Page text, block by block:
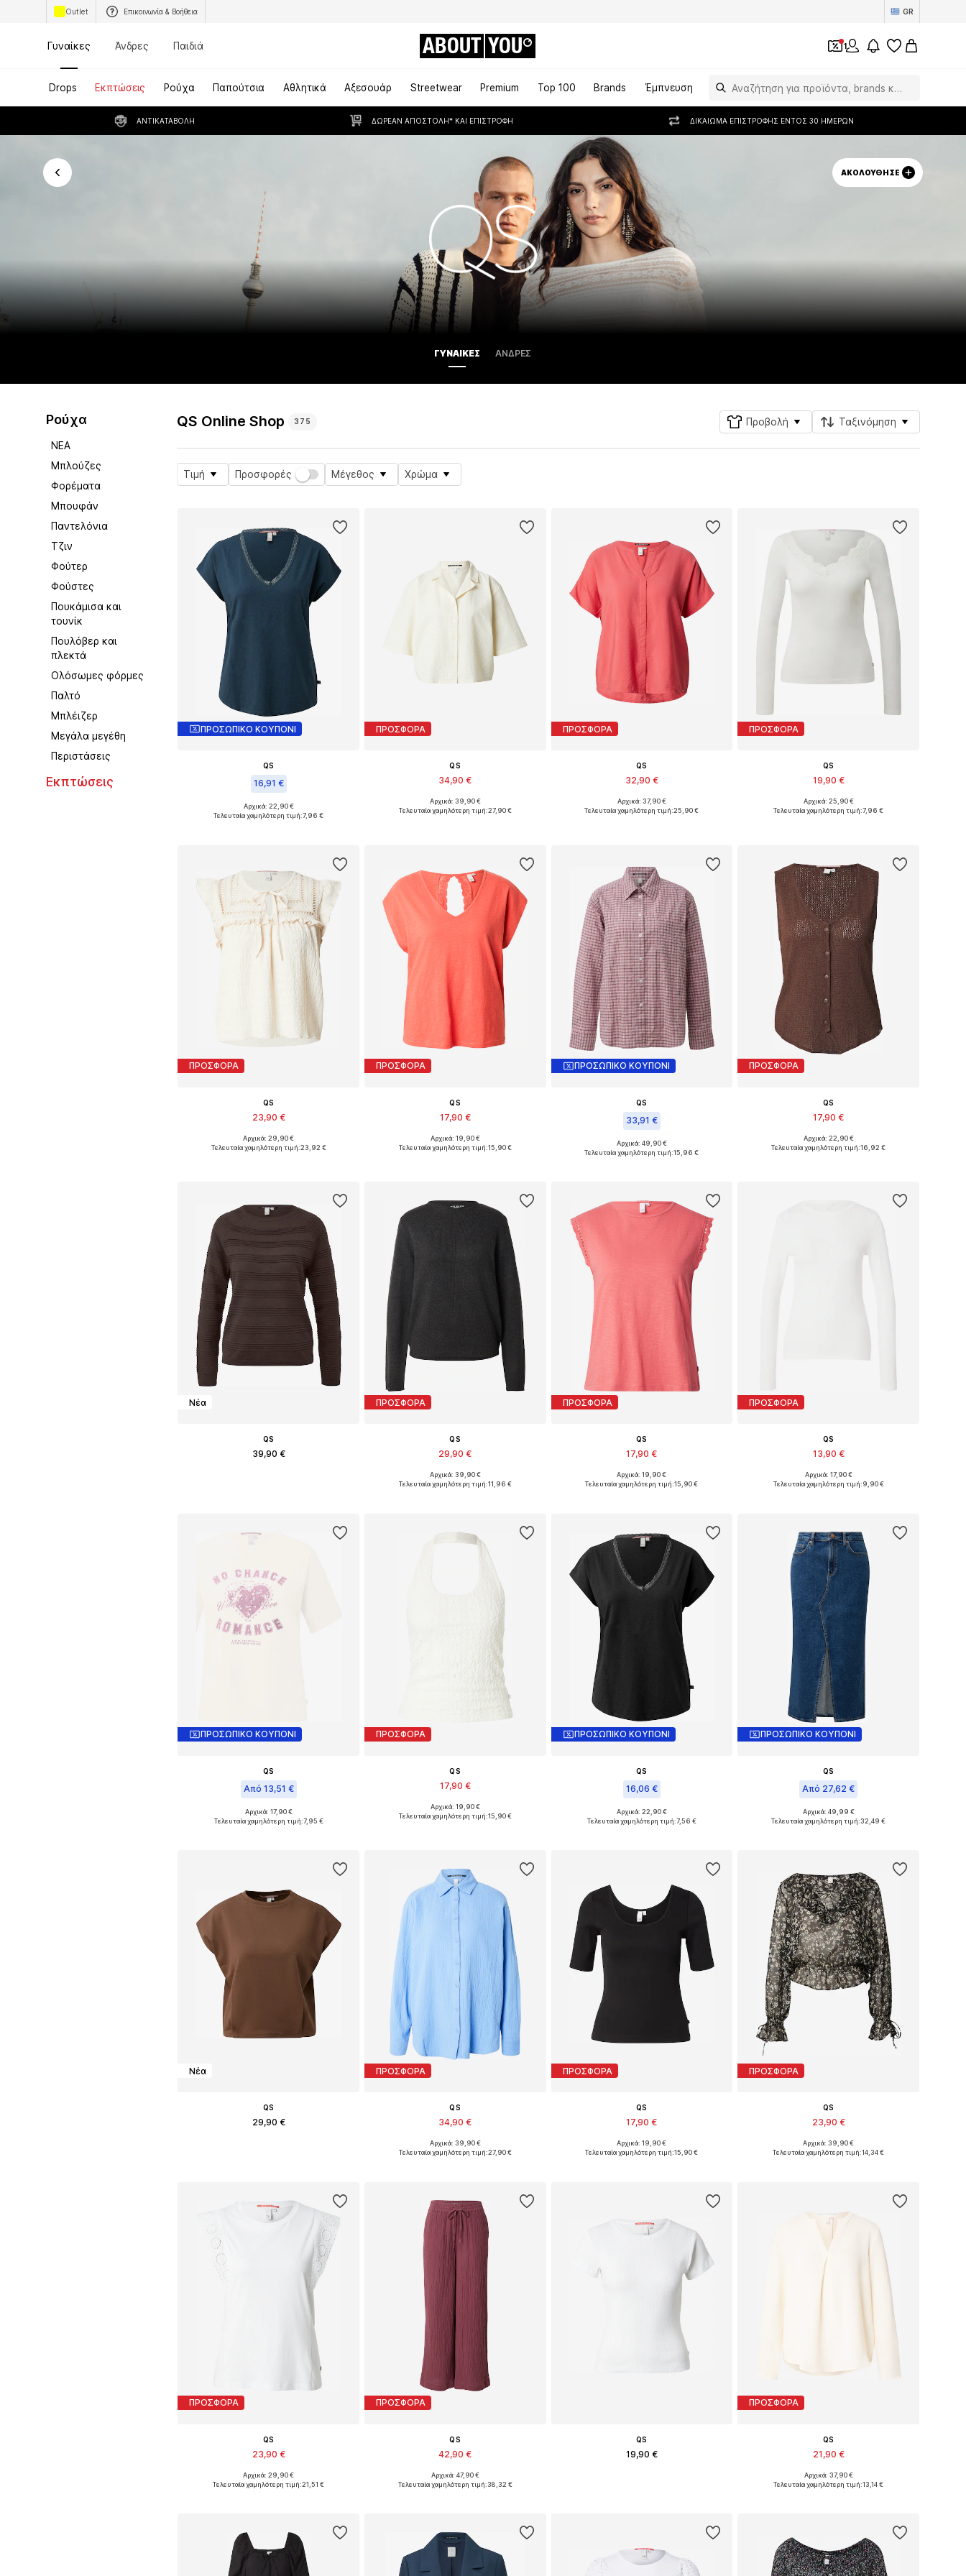
Outlet Επικοινωνία & Βοήθεια GR
Γυναίκες Άνδρες Παιδιά ABOUT YOU 1
Drops Εκπτώσεις Ρούχα Παπούτσια Αθλητικά Αξεσουάρ Streetwear Premium Top 100 Brands Έμπνευση
ΑΝΤΙΚΑΤΑΒΟΛΉ ΔΩΡΕΆΝ ΑΠΟΣΤΟΛΉ* ΚΑΙ ΕΠΙΣΤΡΟΦΉ ΔΙΚΑΊΩΜΑ ΕΠΙΣΤΡΟΦΉΣ ΕΝΤΌΣ 30 ΗΜΕΡΏΝ
ΑΚΟΛΟΎΘΗΣΕ
ΓΥΝΑΊΚΕΣ ΆΝΔΡΕΣ
Ρούχα
ΝΕΑ
Μπλούζες
Φορέματα
Μπουφάν
Παντελόνια
Τζιν
Φούτερ
Φούστες
Πουκάμισα και
τουνίκ
Πουλόβερ και
πλεκτά
Ολόσωμες φόρμες
Παλτό
Μπλέιζερ
Μεγάλα μεγέθη
Περιστάσεις
Εκπτώσεις
QS Online Shop 375 Προβολή Ταξινόμηση
Τιμή Προσφορές Μέγεθος Χρώμα
ΠΡΟΣΩΠΙΚΟ ΚΟΥΠΟΝΙ
QS
16,91 €
Διαθέσιμα μεγέθη: XS, S, M, L
Αρχικά: 22,90 €
Τελευταία χαμηλότερη τιμή:7,96 €
ΠΡΟΣΦΟΡΑ
QS
34,90 €
Διαθέσιμα μεγέθη: S, M, L, XL, XXL
Αρχικά: 39,90 €
Τελευταία χαμηλότερη τιμή:27,90 €
ΠΡΟΣΦΟΡΑ
QS
32,90 €
Διαθέσιμα μεγέθη: XS, S, M, L, XL, XXL
Αρχικά: 37,90 €
Τελευταία χαμηλότερη τιμή:25,90 €
ΠΡΟΣΦΟΡΑ
QS
19,90 €
Διαθέσιμα μεγέθη: S, M, L, XL, XXL
Αρχικά: 25,90 €
Τελευταία χαμηλότερη τιμή:7,96 €
ΠΡΟΣΦΟΡΑ
QS
23,90 €
Διαθέσιμα μεγέθη: XS, S, M, L, XXL
Αρχικά: 29,90 €
Τελευταία χαμηλότερη τιμή:23,92 €
ΠΡΟΣΦΟΡΑ
QS
17,90 €
Διαθέσιμα μεγέθη: XS, S, M, L, XXL
Αρχικά: 19,90 €
Τελευταία χαμηλότερη τιμή:15,90 €
ΠΡΟΣΩΠΙΚΟ ΚΟΥΠΟΝΙ
QS
33,91 €
Διαθέσιμα μεγέθη: XS, S, M, L, XL, XXL
Αρχικά: 49,90 €
Τελευταία χαμηλότερη τιμή:15,96 €
ΠΡΟΣΦΟΡΑ
QS
17,90 €
Διαθέσιμα μεγέθη: XS, S, M, L, XL, XXL
Αρχικά: 22,90 €
Τελευταία χαμηλότερη τιμή:16,92 €
Νέα
QS
39,90 €
ΠΡΟΣΦΟΡΑ
QS
29,90 €
Διαθέσιμα μεγέθη: XS, S, M, XL, XXL
Αρχικά: 39,90 €
Τελευταία χαμηλότερη τιμή:11,96 €
ΠΡΟΣΦΟΡΑ
QS
17,90 €
Διαθέσιμα μεγέθη: XS, S, M, L, XL, XXL
Αρχικά: 19,90 €
Τελευταία χαμηλότερη τιμή:15,90 €
ΠΡΟΣΦΟΡΑ
QS
13,90 €
Διαθέσιμα μεγέθη: XS, S, M, L, XL
Αρχικά: 17,90 €
Τελευταία χαμηλότερη τιμή:9,90 €
ΠΡΟΣΩΠΙΚΟ ΚΟΥΠΟΝΙ
QS
Από 13,51 €
Διαθέσιμα μεγέθη: XS, S, M, L, XL, XXL
Αρχικά: 17,90 €
Τελευταία χαμηλότερη τιμή:7,95 €
ΠΡΟΣΦΟΡΑ
QS
17,90 €
Διαθέσιμα μεγέθη: S, M, L, XXL
Αρχικά: 19,90 €
Τελευταία χαμηλότερη τιμή:15,90 €
ΠΡΟΣΩΠΙΚΟ ΚΟΥΠΟΝΙ
QS
16,06 €
Διαθέσιμα μεγέθη: XS, S, M, L
Αρχικά: 22,90 €
Τελευταία χαμηλότερη τιμή:7,56 €
ΠΡΟΣΩΠΙΚΟ ΚΟΥΠΟΝΙ
QS
Από 27,62 €
Διαθέσιμα μεγέθη: 34, 36, 38, 40, 42, 44
Αρχικά: 49,99 €
Τελευταία χαμηλότερη τιμή:32,49 €
Νέα
QS
29,90 €
ΠΡΟΣΦΟΡΑ
QS
34,90 €
Διαθέσιμα μεγέθη: S, M, L, XL, XXL
Αρχικά: 39,90 €
Τελευταία χαμηλότερη τιμή:27,90 €
ΠΡΟΣΦΟΡΑ
QS
17,90 €
Διαθέσιμα μεγέθη: S, M, L, XXL
Αρχικά: 19,90 €
Τελευταία χαμηλότερη τιμή:15,90 €
ΠΡΟΣΦΟΡΑ
QS
23,90 €
Διαθέσιμο σε πολλά μεγέθη
Αρχικά: 39,90 €
Τελευταία χαμηλότερη τιμή:14,34 €
ΠΡΟΣΦΟΡΑ
QS
23,90 €
Διαθέσιμα μεγέθη: S, M, L
Αρχικά: 29,90 €
Τελευταία χαμηλότερη τιμή:21,51 €
ΠΡΟΣΦΟΡΑ
QS
42,90 €
Διαθέσιμα μεγέθη: 34, 36, 38, 40, 42, 44
Αρχικά: 47,90 €
Τελευταία χαμηλότερη τιμή:38,32 €
QS
19,90 €
ΠΡΟΣΦΟΡΑ
QS
21,90 €
Διαθέσιμο σε πολλά μεγέθη
Αρχικά: 37,90 €
Τελευταία χαμηλότερη τιμή:13,14 €